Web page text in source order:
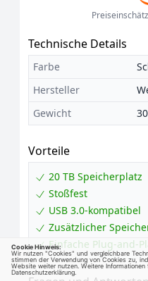
Technische Details
Farbe
Hersteller
Gewicht
Vorteile
20 TB Speicherplatz
Stoßfest
USB 3.0-kompatibel
Zusätzlicher
Einfache Plug-and-
Cookie Hinweis:
Wir nutzen "Cookies" und vergleichbare
stimmen der Verwendung von Cookies zu,
Website weiter nutzen. Weitere Informationen
Datenschutzerklärung